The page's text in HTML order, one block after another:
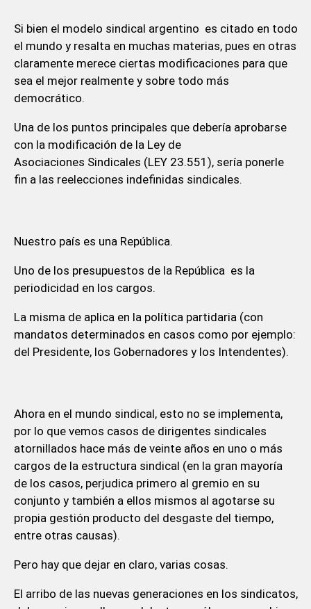
Si bien el modelo sindical argentino es citado en todo
el mundo y resalta en muchas materias, pues en otras
claramente merece ciertas modificaciones para que
sea el mejor realmente y sobre todo más
democrático.
Una de los puntos principales que debería aprobarse
con la modificación de la Ley de
Asociaciones Sindicales (LEY 23.551), sería ponerle
fin a las reelecciones indefinidas sindicales.
Nuestro país es una República.
Uno de los presupuestos de la República es la
periodicidad en los cargos.
La misma de aplica en la política partidaria (con
mandatos determinados en casos como por ejemplo:
del Presidente, los Gobernadores y los Intendentes).
Ahora en el mundo sindical, esto no se implementa,
por lo que vemos casos de dirigentes sindicales
atornillados hace más de veinte años en uno o más
cargos de la estructura sindical (en la gran mayoría
de los casos, perjudica primero al gremio en su
conjunto y también a ellos mismos al agotarse su
propia gestión producto del desgaste del tiempo,
entre otras causas).
Pero hay que dejar en claro, varias cosas.
El arribo de las nuevas generaciones en los sindicatos,